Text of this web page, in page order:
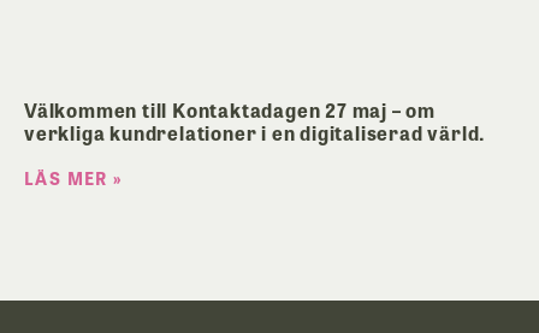
Välkommen till Kontaktadagen 27 maj – om
verkliga kundrelationer i en digitaliserad värld.
LÄS MER »